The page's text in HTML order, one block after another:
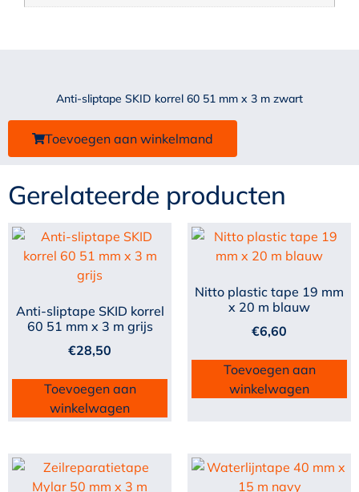
Anti-sliptape SKID korrel 60 51 mm x 3 m zwart
Toevoegen aan winkelmand
Gerelateerde producten
Anti-sliptape SKID korrel
60 51 mm x 3 m grijs
€28,50
Toevoegen aan
winkelwagen
Nitto plastic tape 19 mm
x 20 m blauw
€6,60
Toevoegen aan
winkelwagen